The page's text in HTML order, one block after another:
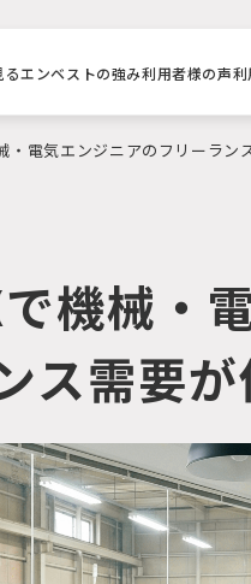
るエンベストの強み利用者様の声
・電気エンジニアのフリーラン
機械・
ス需要